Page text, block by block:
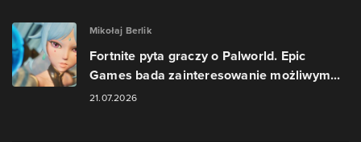
Mikołaj Berlik
Fortnite pyta graczy o Palworld. Epic
Games bada zainteresowanie możliwym...
21.07.2026